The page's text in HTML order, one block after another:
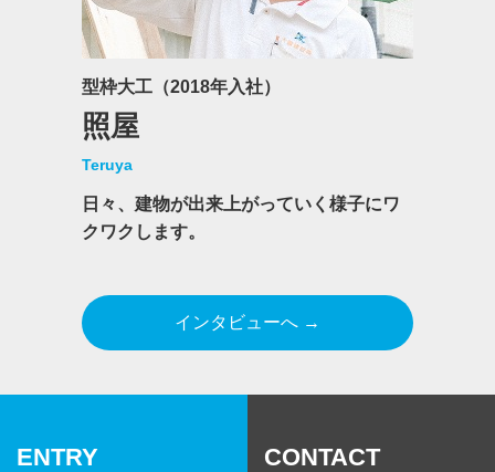
型枠大工（2018年入社）
照屋
Teruya
日々、建物が出来上がっていく様子にワ
クワクします。
インタビューへ →
ENTRY CONTACT